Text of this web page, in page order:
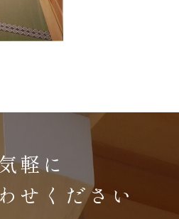
軽に
せください